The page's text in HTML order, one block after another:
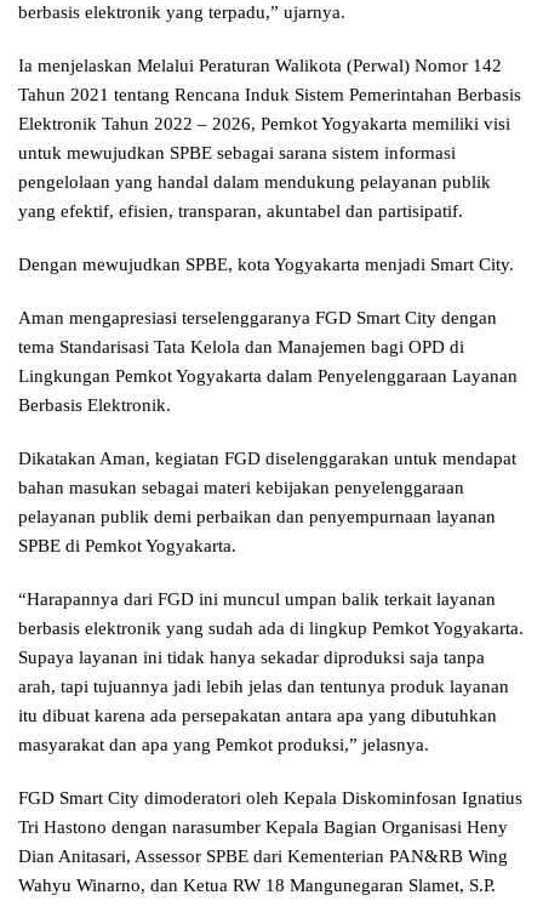
berbasis elektronik yang terpadu,” ujarnya.
Ia menjelaskan Melalui Peraturan Walikota (Perwal) Nomor 142
Tahun 2021 tentang Rencana Induk Sistem Pemerintahan Berbasis
Elektronik Tahun 2022 – 2026, Pemkot Yogyakarta memiliki visi
untuk mewujudkan SPBE sebagai sarana sistem informasi
pengelolaan yang handal dalam mendukung pelayanan publik
yang efektif, efisien, transparan, akuntabel dan partisipatif.
Dengan mewujudkan SPBE, kota Yogyakarta menjadi Smart City.
Aman mengapresiasi terselenggaranya FGD Smart City dengan
tema Standarisasi Tata Kelola dan Manajemen bagi OPD di
Lingkungan Pemkot Yogyakarta dalam Penyelenggaraan Layanan
Berbasis Elektronik.
Dikatakan Aman, kegiatan FGD diselenggarakan untuk mendapat
bahan masukan sebagai materi kebijakan penyelenggaraan
pelayanan publik demi perbaikan dan penyempurnaan layanan
SPBE di Pemkot Yogyakarta.
“Harapannya dari FGD ini muncul umpan balik terkait layanan
berbasis elektronik yang sudah ada di lingkup Pemkot Yogyakarta.
Supaya layanan ini tidak hanya sekadar diproduksi saja tanpa
arah, tapi tujuannya jadi lebih jelas dan tentunya produk layanan
itu dibuat karena ada persepakatan antara apa yang dibutuhkan
masyarakat dan apa yang Pemkot produksi,” jelasnya.
FGD Smart City dimoderatori oleh Kepala Diskominfosan Ignatius
Tri Hastono dengan narasumber Kepala Bagian Organisasi Heny
Dian Anitasari, Assessor SPBE dari Kementerian PAN&RB Wing
Wahyu Winarno, dan Ketua RW 18 Mangunegaran Slamet, S.P.